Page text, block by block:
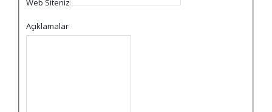
Web Siteniz
Açıklamalar